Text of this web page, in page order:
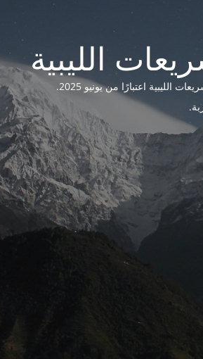
اعتبارًا من يونيو 2025.